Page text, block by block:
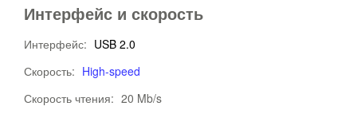
Интерфейс и скорость
Интерфейс: USB 2.0
Скорость: High-speed
Скорость чтения: 20 Mb/s